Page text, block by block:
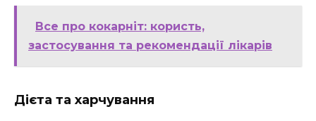
Все про кокарніт: користь,
застосування та рекомендації лікарів
Дієта та харчування